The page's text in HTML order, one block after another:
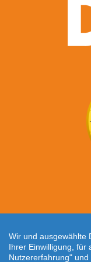
Wir und ausgewählte
Ihrer Einwilligung, für
Nutzererfahrung"